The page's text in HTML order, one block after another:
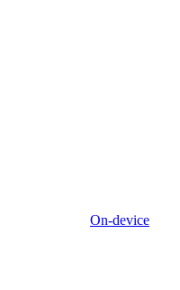
On-device